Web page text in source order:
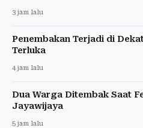
3 jam lalu
Penembakan Terjadi di
Terluka
4 jam lalu
Dua Warga Ditembak Saat
Jayawijaya
5 jam lalu